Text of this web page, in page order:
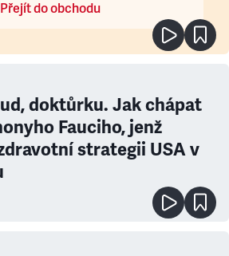
Přejít do obchodu
doktůrku. Jak chápat
Fauciho, jenž
strategii USA v